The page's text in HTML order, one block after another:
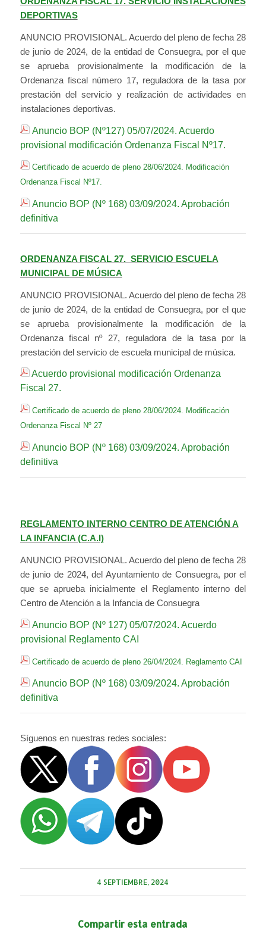
DEPORTIVAS
ANUNCIO PROVISIONAL. Acuerdo del pleno de fecha 28
de junio de 2024, de la entidad de Consuegra, por el que
se aprueba provisionalmente la modificación de la
Ordenanza fiscal número 17, reguladora de la tasa por
prestación del servicio y realización de actividades en
instalaciones deportivas.
Anuncio BOP (Nº127) 05/07/2024. Acuerdo
provisional modificación Ordenanza Fiscal Nº17.
Certificado de acuerdo de pleno 28/06/2024. Modificación
Ordenanza Fiscal Nº17.
Anuncio BOP (Nº 168) 03/09/2024. Aprobación
definitiva
ORDENANZA FISCAL 27. SERVICIO ESCUELA
MUNICIPAL DE MÚSICA
ANUNCIO PROVISIONAL. Acuerdo del pleno de fecha 28
de junio de 2024, de la entidad de Consuegra, por el que
se aprueba provisionalmente la modificación de la
Ordenanza fiscal nº 27, reguladora de la tasa por la
prestación del servicio de escuela municipal de música.
Acuerdo provisional modificación Ordenanza
Fiscal 27.
Certificado de acuerdo de pleno 28/06/2024. Modificación
Ordenanza Fiscal Nº 27
Anuncio BOP (Nº 168) 03/09/2024. Aprobación
definitiva
REGLAMENTO INTERNO CENTRO DE ATENCIÓN A
LA INFANCIA (C.A.I)
ANUNCIO PROVISIONAL. Acuerdo del pleno de fecha 28
de junio de 2024, del Ayuntamiento de Consuegra, por el
que se aprueba inicialmente el Reglamento interno del
Centro de Atención a la Infancia de Consuegra
Anuncio BOP (Nº 127) 05/07/2024. Acuerdo
provisional Reglamento CAI
Certificado de acuerdo de pleno 26/04/2024. Reglamento CAI
Anuncio BOP (Nº 168) 03/09/2024. Aprobación
definitiva
Síguenos en nuestras redes sociales:
4 SEPTIEMBRE, 2024
Compartir esta entrada